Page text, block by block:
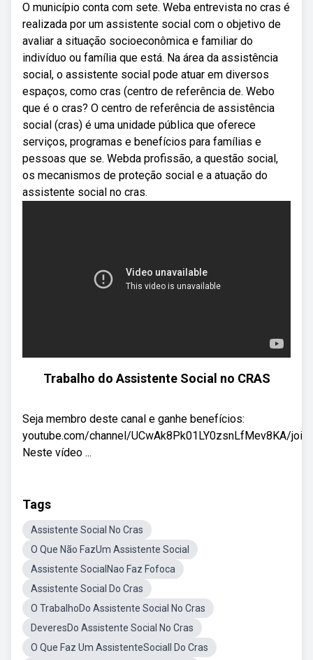
O município conta com sete. Weba entrevista no cras é
realizada por um assistente social com o objetivo de
avaliar a situação socioeconômica e familiar do
indivíduo ou família que está. Na área da assistência
social, o assistente social pode atuar em diversos
espaços, como cras (centro de referência de. Webo
que é o cras? O centro de referência de assistência
social (cras) é uma unidade pública que oferece
serviços, programas e benefícios para famílias e
pessoas que se. Webda profissão, a questão social,
os mecanismos de proteção social e a atuação do
assistente social no cras.
Trabalho do Assistente Social no CRAS
Seja membro deste canal e ganhe benefícios:
youtube.com/channel/UCwAk8Pk01LY0zsnLfMev8KA/join
Neste vídeo ...
Tags
Assistente Social No Cras
O Que Não FazUm Assistente Social
Assistente SocialNao Faz Fofoca
Assistente Social Do Cras
O TrabalhoDo Assistente Social No Cras
DeveresDo Assistente Social No Cras
O Que Faz Um AssistenteSociall Do Cras